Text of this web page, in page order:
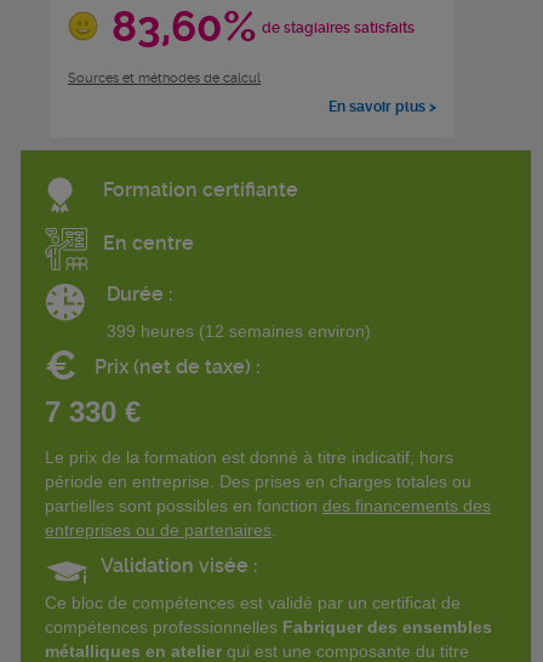
83,60% de stagiaires satisfaits
Sources et méthodes de calcul
En savoir plus >
Formation certifiante
En centre
Durée :
399 heures (12 semaines environ)
€ Prix (net de taxe) :
7 330 €
Le prix de la formation est donné à titre indicatif, hors
période en entreprise. Des prises en charges totales ou
partielles sont possibles en fonction des financements des
entreprises ou de partenaires
Validation visée :
Ce bloc de compétences est validé par un certificat de
compétences professionnelles Fabriquer des ensembles
métalliques en atelier qui est une composante du titre